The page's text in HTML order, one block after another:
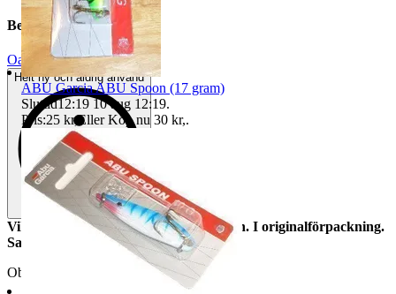
Beskrivning
Oanvänt
Helt ny och aldrig använd
Vikt: 22 gram, längd: 6,5 cm, färg: grön. I originalförpackning.
Samfrakt sker alltid.
Objektnr
ABU Garcia ABU Spoon (17 gram)
Sluttid12:19 10 aug 12:19.
Pris:25 kr,Eller Köp nu 30 kr,.